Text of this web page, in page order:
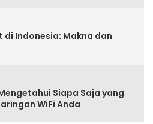
di Indonesia: Makna dan
Siapa Saja yang
WiFi Anda